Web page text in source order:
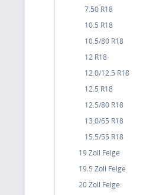
7.50 R18
10.5 R18
10.5/80 R18
12 R18
12.0/12.5 R18
12.5 R18
12.5/80 R18
13.0/65 R18
15.5/55 R18
19 Zoll Felge
19.5 Zoll Felge
20 Zoll Felge